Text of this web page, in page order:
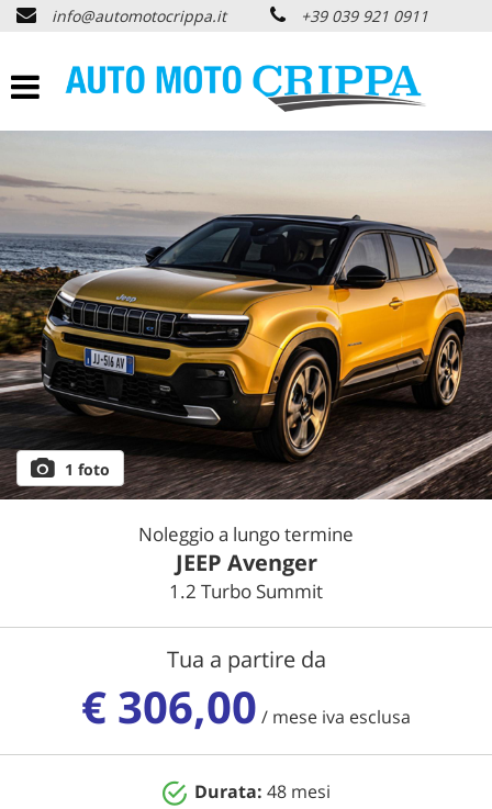
HOME
CHI SIAMO
ACQUISTIAMO USATO
ASSISTENZA
PNEUMATICI
CONTATTI
info@automotocrippa.it +39 039 921 0911
1 foto
Noleggio a lungo termine
JEEP Avenger
1.2 Turbo Summit
Tua a partire da
€ 306,00 / mese iva esclusa
Durata: 48 mesi